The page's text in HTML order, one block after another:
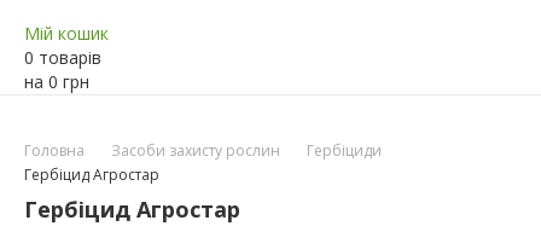
Мій кошик
0 товарів
на 0 грн
Головна Засоби захисту рослин
Гербіциди
Гербіцид Агростар
Гербіцид Агростар